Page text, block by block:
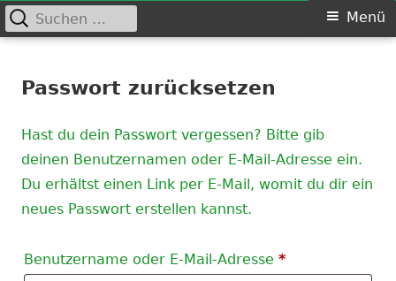
zum
von 1903 e.V.
Primäres
Menü
Suchen
nach:
Passwort zurücksetzen
Hast du dein Passwort vergessen? Bitte gib
deinen Benutzernamen oder E-Mail-Adresse ein.
Du erhältst einen Link per E-Mail, womit du dir ein
neues Passwort erstellen kannst.
Benutzername oder E-Mail-Adresse *Erforderlich